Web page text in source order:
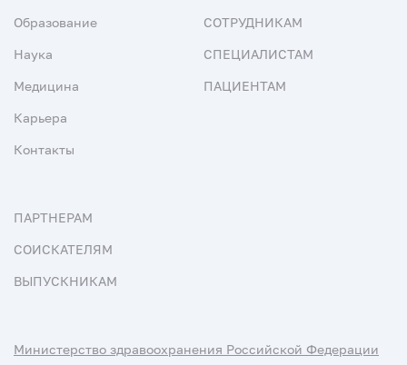
Образование
Наука
Медицина
Карьера
Контакты
СОТРУДНИКАМ
СПЕЦИАЛИСТАМ
ПАЦИЕНТАМ
ПАРТНЕРАМ
СОИСКАТЕЛЯМ
ВЫПУСКНИКАМ
Министерство здравоохранения Российской Федерации